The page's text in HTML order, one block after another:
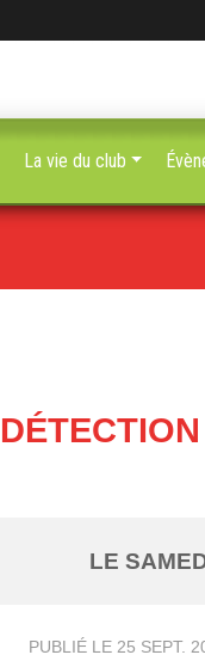
LE
PUBLIÉ LE 25 SEPT.
La vie du club